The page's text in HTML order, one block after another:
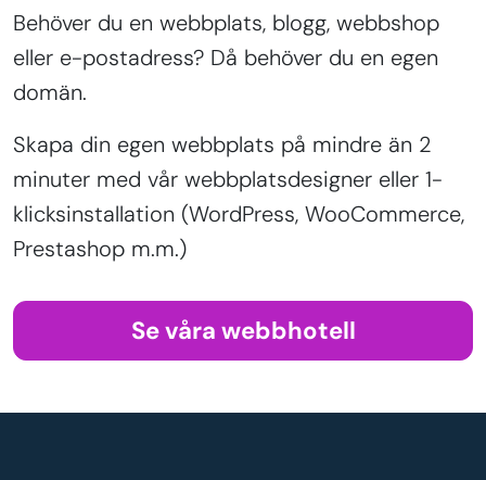
Behöver du en webbplats, blogg, webbshop
eller e-postadress? Då behöver du en egen
domän.
Skapa din egen webbplats på mindre än 2
minuter med vår webbplatsdesigner eller 1-
klicksinstallation (WordPress, WooCommerce,
Prestashop m.m.)
Se våra webbhotell